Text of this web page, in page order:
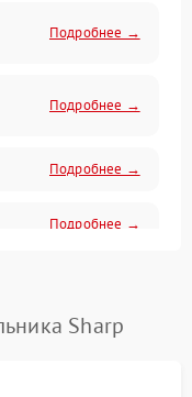
Подробнее →
Подробнее →
Подробнее →
Подробнее →
Подробнее →
Sharp